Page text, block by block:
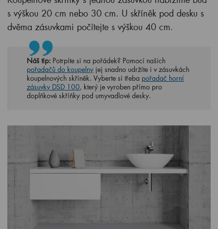
s výškou 20 cm nebo 30 cm. U skříněk pod desku s
dvěma zásuvkami počítejte s výškou 40 cm.
Náš tip: Potrpíte si na pořádek? Pomocí našich
pořadačů do koupelny jej snadno udržíte i v zásuvkách
koupelnových skříněk. Vyberte si třeba pořadač horní
zásuvky DSD 100, který je vyroben přímo pro
doplňkové skříňky pod umyvadlové desky.